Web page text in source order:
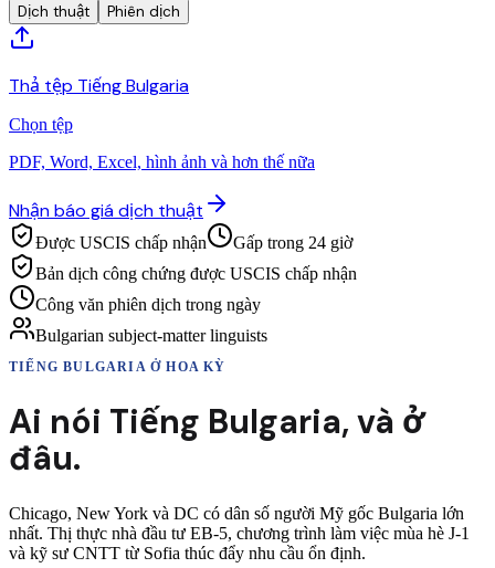
Dịch thuật Phiên dịch
Thả tệp Tiếng Bulgaria
Chọn tệp
PDF, Word, Excel, hình ảnh và hơn thế nữa
Nhận báo giá dịch thuật
Được USCIS chấp nhận
Gấp trong 24 giờ
Bản dịch công chứng được USCIS chấp nhận
Công văn phiên dịch trong ngày
Bulgarian subject-matter linguists
TIẾNG BULGARIAỞ HOA KỲ
Ai nói Tiếng Bulgaria, và ở
đâu.
Chicago, New York và DC có dân số người Mỹ gốc Bulgaria lớn
nhất. Thị thực nhà đầu tư EB-5, chương trình làm việc mùa hè J-1
và kỹ sư CNTT từ Sofia thúc đẩy nhu cầu ổn định.